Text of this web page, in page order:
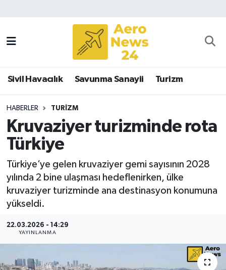
Sivil Havacılık Savunma Sanayii Turizm
HABERLER TURIZM
Kruvaziyer turizminde rota
Türkiye
Türkiye’ye gelen kruvaziyer gemi sayısının 2028
yılında 2 bine ulaşması hedeflenirken, ülke
kruvaziyer turizminde ana destinasyon konumuna
yükseldi.
22.03.2026 - 14:29
YAYINLANMA